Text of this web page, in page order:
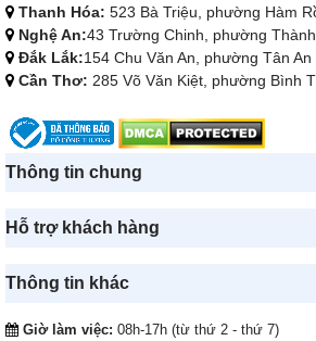
Thanh Hóa: 523 Bà Triệu, phường Hàm
Nghệ An:43 Trường Chinh, phường
Đắk Lắk:154 Chu Văn An, phường Tân An
Cần Thơ: 285 Võ Văn Kiệt, phường Bình
Thông tin chung
Hỗ trợ khách hàng
Thông tin khác
Giờ làm việc: 08h-17h (từ thứ 2 - thứ 7)